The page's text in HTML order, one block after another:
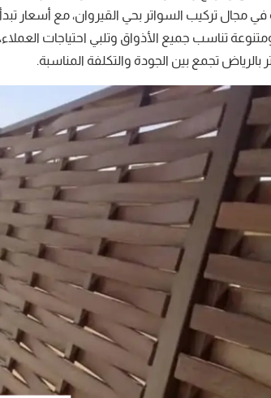
تناسب جميع الأذواق وتلبي احتياجات العملاء،
تجمع بين الجودة والتكلفة المناسبة.